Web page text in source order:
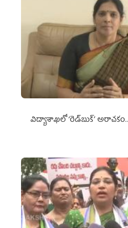
విద్యాశాఖలో ‘రెడ్‌బుక్’ అరాచకం..